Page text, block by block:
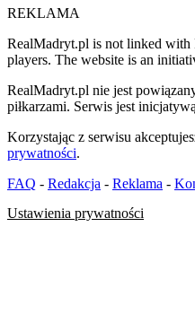
REKLAMA
RealMadryt.pl is not linked with
players. The website is an
RealMadryt.pl nie jest
piłkarzami. Serwis jest
Korzystając z serwisu
prywatności.
FAQ - Redakcja - Reklama -
Ustawienia prywatności